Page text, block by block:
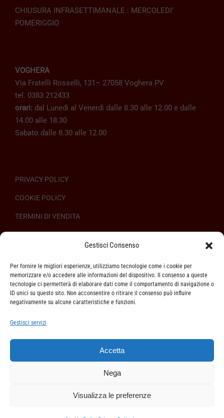
Gestisci Consenso
Per fornire le migliori esperienze, utilizziamo tecnologie come i cookie per
memorizzare e/o accedere alle informazioni del dispositivo. Il consenso a queste
tecnologie ci permetterà di elaborare dati come il comportamento di navigazione o
ID unici su questo sito. Non acconsentire o ritirare il consenso può influire
negativamente su alcune caratteristiche e funzioni.
Gestisci servizi
Accetta
Nega
Visualizza le preferenze
CHIUSURA INFRASETTIMANALE : MERCOLEDI’
POMERIGGIO
VOGHERA
Via Fratelli Rosselli, 131– 27058 Voghera PV
tel. 0383 212433
orari: dal Lunedì al Venerdì dalle 8.30 alle 12.00 e dalle
14.00 alle 18.30
Sabato dalle 8.30 alle 12.00
PRIVACY POLICY
COOKIE POLICY
TERMINI DI VENDITA
REGOLAMENTO SULL’ODR
ASSISTENZA CLIENTI
SPEDIZIONI